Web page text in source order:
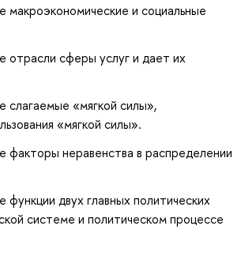
макроэкономические и социальные
отрасли сферы услуг и дает их
слагаемые «мягкой силы»,
«мягкой силы».
факторы неравенства в распределении
двух главных политических
системе и политическом процессе